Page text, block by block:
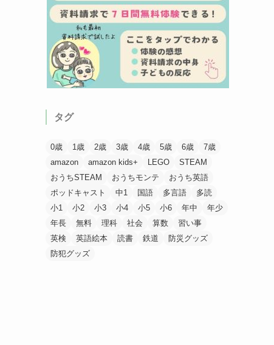
タグ
0歳 1歳 2歳 3歳 4歳 5歳 6歳
7歳
amazon
amazon kids+ LEGO
STEAM
おうちSTEAM
おうちモンテ
おうち英語
ポッドキャスト
中1 国語 多言語
多読
小1
小2 小3 小4 小5 小6 年中
年少
年長
無料 理科 社会 算数
習い事
英検
英語絵本 読書 鉄道
防災グッズ
防犯グッズ